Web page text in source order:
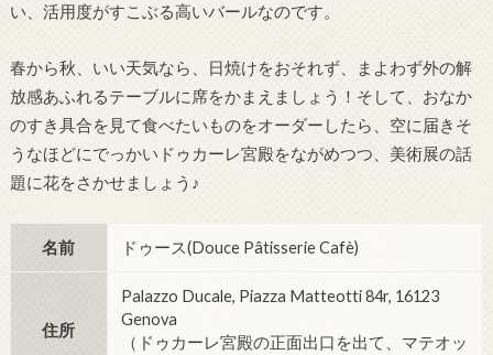
い、活用度がすこぶる高いバールなのです。
春から秋、いい天気なら、日焼けをおそれず、まよわず外の解
放感あふれるテーブルに席をかまえましょう！そして、おなか
のすき具合を見て食べたいものをオーダーしたら、空に届きそ
うなほどにでっかいドゥカーレ宮殿をながめつつ、美術展の話
題に花をさかせましょう♪
名前 ドゥース(Douce Pâtisserie Cafè)
住所
Palazzo Ducale, Piazza Matteotti 84r, 16123
Genova
（ドゥカーレ宮殿の正面出口を出て、マテオッ